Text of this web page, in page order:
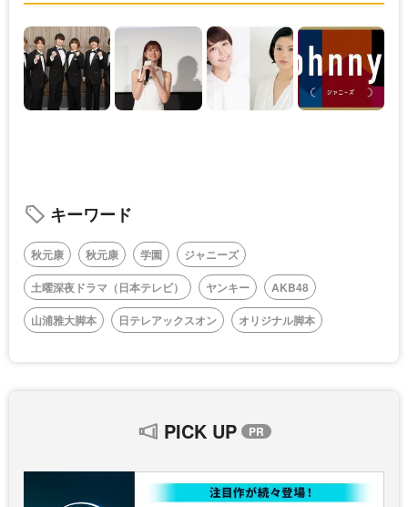
キーワード
秋元康 秋元康 学園
ジャニーズ
土曜深夜ドラマ（日本テレビ）
ヤンキー
AKB48
山浦雅大脚本
日テレアックスオン オリジナル脚本
PICK UP